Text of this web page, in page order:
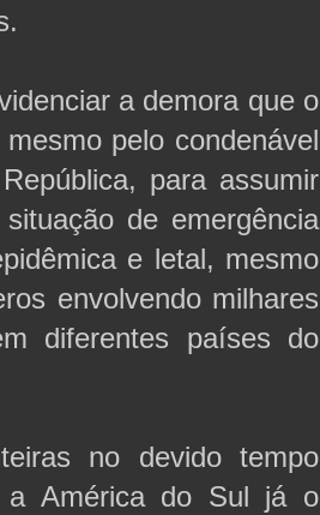
a demora que o
pelo condenável
para assumir
de emergência
e letal, mesmo
envolvendo milhares
diferentes países do
no devido tempo
a América do Sul já o